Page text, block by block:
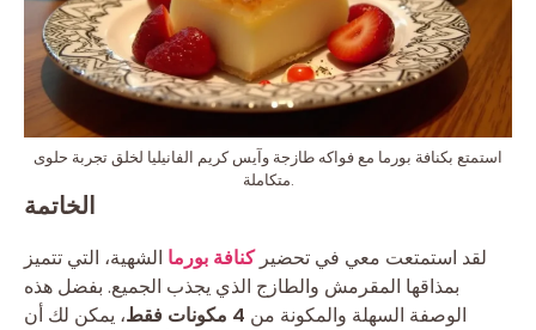
استمتع بكنافة بورما مع فواكه طازجة وآيس كريم الفانيليا لخلق تجربة حلوى
متكاملة.
الخاتمة
لقد استمتعت معي في تحضيركنافة بورما الشهية، التي تتميز
بمذاقها المقرمش والطازج الذي يجذب الجميع. بفضل هذه
الوصفة السهلة والمكونة من 4 مكونات فقط
، يمكن لك أن